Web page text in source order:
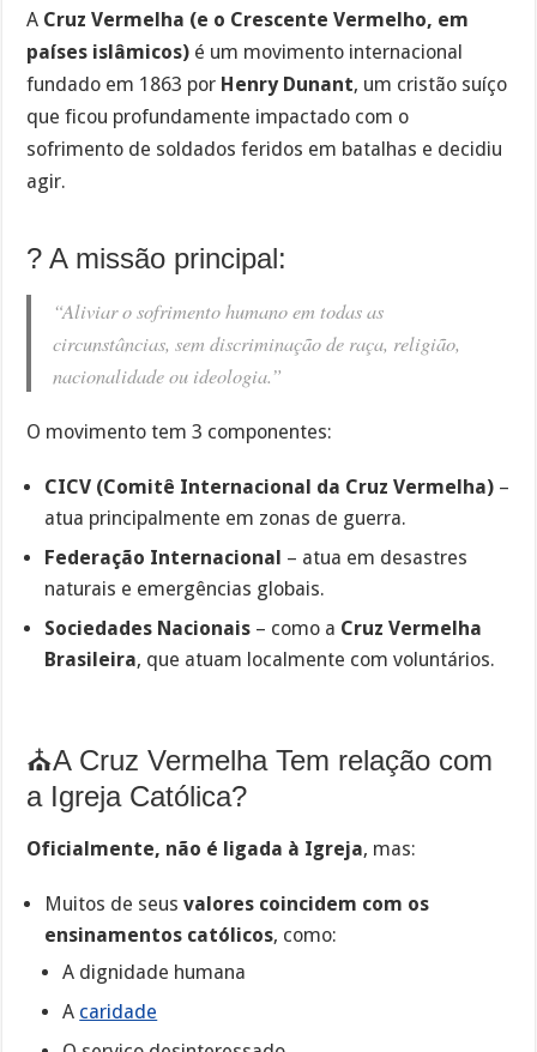
A Cruz Vermelha (e o Crescente Vermelho, em
países islâmicos) é um movimento internacional
fundado em 1863 por Henry Dunant, um cristão suíço
que ficou profundamente impactado com o
sofrimento de soldados feridos em batalhas e decidiu
agir.
? A missão principal:
“Aliviar o sofrimento humano em todas as
circunstâncias, sem discriminação de raça, religião,
nacionalidade ou ideologia.”
O movimento tem 3 componentes:
CICV (Comitê Internacional da Cruz Vermelha) –
atua principalmente em zonas de guerra.
Federação Internacional – atua em desastres
naturais e emergências globais.
Sociedades Nacionais – como a Cruz Vermelha
Brasileira, que atuam localmente com voluntários.
⛪A Cruz Vermelha Tem relação com
a Igreja Católica?
Oficialmente, não é ligada à Igreja, mas:
Muitos de seusvalores coincidem com os
ensinamentos católicos, como:
A dignidade humana
A caridade